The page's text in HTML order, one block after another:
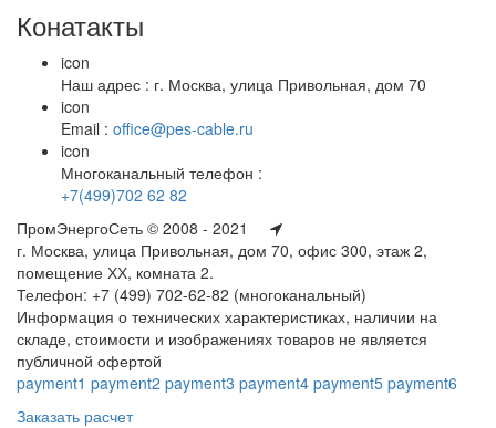
Конатакты
icon
Наш адрес : г. Москва, улица Привольная, дом 70
icon
Email : office@pes-cable.ru
icon
Многоканальный телефон :
+7(499)702 62 82
ПромЭнергоСеть © 2008 - 2021
г. Москва, улица Привольная, дом 70, офис 300, этаж 2,
помещение ХХ, комната 2.
Телефон: +7 (499) 702-62-82 (многоканальный)
Информация о технических характеристиках, наличии на
складе, стоимости и изображениях товаров не является
публичной офертой
payment1 payment2 payment3 payment4 payment5 payment6
Заказать расчет